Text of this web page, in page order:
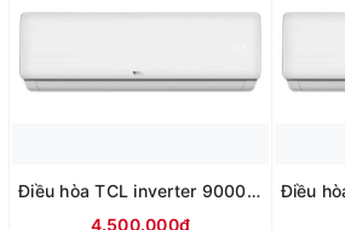
Điều hòa TCL inverter 9000btu 1 chiều TAC-09CSD/XAB1I
4.500.000₫